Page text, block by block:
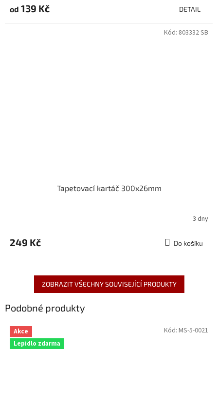
od 139 Kč DETAIL
Tapetovací kartáč 300x26mm
3 dny
249 Kč Do košíku
Kód: 803332 SB
ZOBRAZIT VŠECHNY SOUVISEJÍCÍ PRODUKTY
Podobné produkty
Akce
Lepidlo zdarma
Kód: MS-5-0021